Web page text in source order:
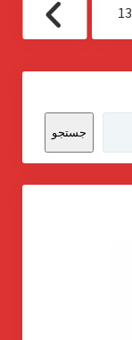
13
جستجو